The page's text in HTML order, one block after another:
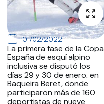
01/02/2022
La primera fase de la Copa
España de esquí alpino
inclusiva se disputó los
días 29 y 30 de enero, en
Baqueira Beret, donde
participaron más de 160
deportistas de nueve